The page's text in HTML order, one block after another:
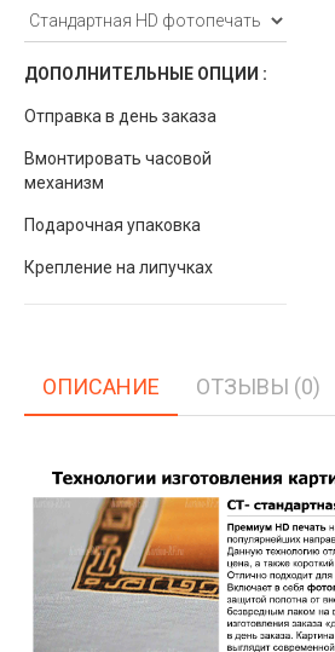
ДОПОЛНИТЕЛЬНЫЕ ОПЦИИ :
Отправка в день заказа
Вмонтировать часовой
механизм
Подарочная упаковка
Крепление на липучках
ОПИСАНИЕ ОТЗЫВЫ (0)